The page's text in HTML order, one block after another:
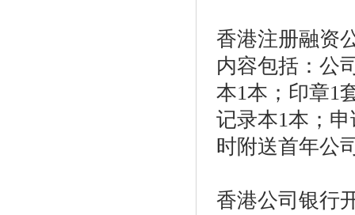
香港注册融资
内容包括：公
本1本；印章1
记录本1本；
时附送首年公
香港公司银行